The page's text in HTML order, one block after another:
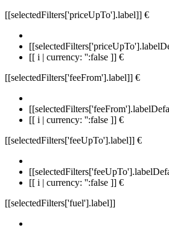
[[selectedFilters['priceUpTo'].label]] €
[[ i | currency: '':false ]] €
[[selectedFilters['feeFrom'].label]] €
[[ i | currency: '':false ]] €
[[selectedFilters['feeUpTo'].label]] €
[[ i | currency: '':false ]] €
[[selectedFilters['fuel'].label]]